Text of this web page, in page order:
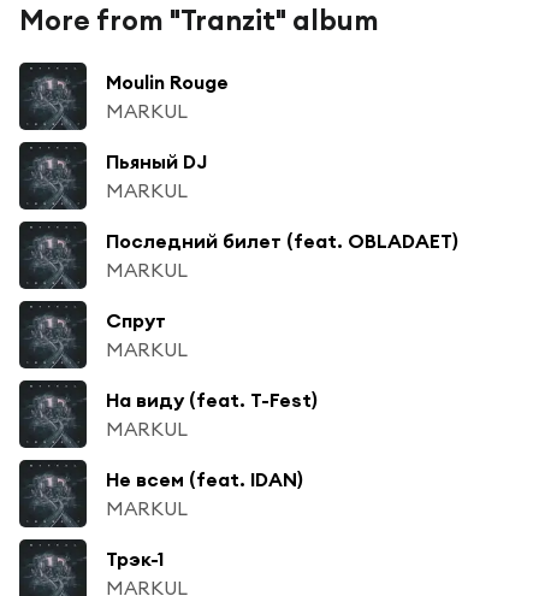
More from "Tranzit" album
Moulin Rouge
MARKUL
Пьяный DJ
MARKUL
Последний билет (feat. OBLADAET)
MARKUL
Спрут
MARKUL
На виду (feat. T-Fest)
MARKUL
Не всем (feat. IDAN)
MARKUL
Трэк-1
MARKUL